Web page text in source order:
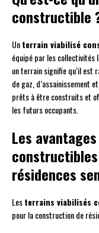
constructible
Unterrain viabilisé
équipé par les collectivités
un terrain signifie qu’il est
de gaz, d’assainissement
prêts à être construits et
les futurs occupants.
Les
résidences
Lesterrains viabilisés
pour la construction de